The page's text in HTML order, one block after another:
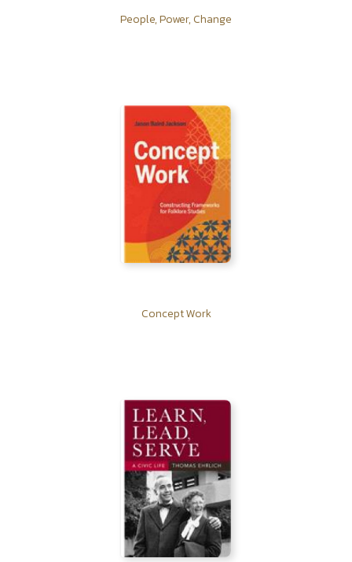
People, Power, Change
Concept Work